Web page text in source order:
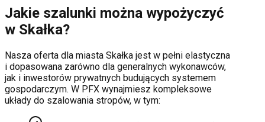
Jakie szalunki można wypożyczyć
w Skałka?
Nasza oferta dla miasta Skałka jest w pełni elastyczna
i dopasowana zarówno dla generalnych wykonawców,
jak i inwestorów prywatnych budujących systemem
gospodarczym. W PFX wynajmiesz kompleksowe
układy do szalowania stropów, w tym: